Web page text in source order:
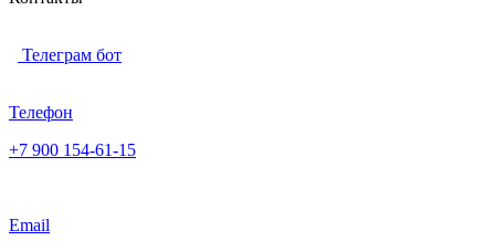
Телеграм бот
Телефон
+7 900 154-61-15
Email